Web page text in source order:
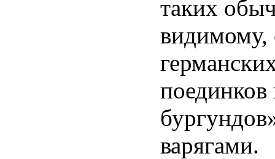
таких
видимому,
поединков
варягами.